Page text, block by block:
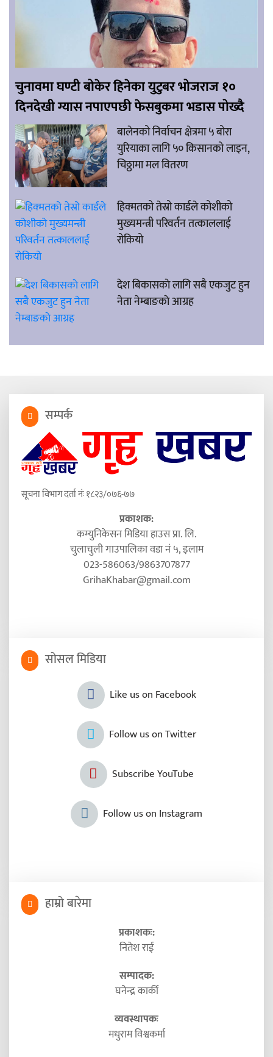
चुनावमा घण्टी बोकेर हिनेका युटुबर भोजराज १०
दिनदेखी ग्यास नपाएपछी फेसबुकमा भडास पोख्दै
बालेनको निर्वाचन क्षेत्रमा ५ बोरा
युरियाका लागि ५० किसानको लाइन,
चिठ्ठामा मल वितरण
हिक्मतको तेस्रो कार्डले कोशीको
मुख्यमन्त्री परिवर्तन तत्काललाई
रोकियो
देश बिकासकाे लागि सबै एकजुट हुन
नेता नेम्बाङकाे आग्रह
सम्पर्क
सूचना विभाग दर्ता नंः १८२३/०७६-७७
प्रकाशक:
कम्युनिकेसन मिडिया हाउस प्रा. लि.
चुलाचुली गाउपालिका वडा नं ५, इलाम
023-586063/9863707877
GrihaKhabar@gmail.com
सोसल मिडिया
Like us on Facebook
Follow us on Twitter
Subscribe YouTube
Follow us on Instagram
हाम्रो बारेमा
प्रकाशकः:
नितेश राई
सम्पादक:
घनेन्द्र कार्की
व्यवस्थापकः
मधुराम विश्वकर्मा